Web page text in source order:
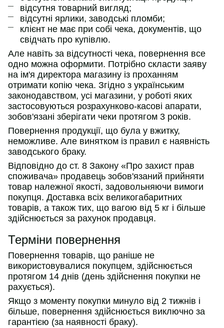
відсутня товарний вигляд;
відсутні ярлики, заводські пломби;
клієнт не має при собі чека, документів, що
свідчать про купівлю.
Але навіть за відсутності чека, повернення все
одно можна оформити. Потрібно скласти заяву
на ім'я директора магазину із проханням
отримати копію чека. Згідно з українським
законодавством, усі магазини, у роботі яких
застосовуються розрахунково-касові апарати,
зобов'язані зберігати чеки протягом 3 років.
Повернення продукції, що була у вжитку,
неможливе. Але винятком із правил є наявність
заводського браку.
Відповідно до ст. 8 Закону «Про захист прав
споживача» продавець зобов'язаний прийняти
товар належної якості, задовольняючи вимоги
покупця. Доставка всіх великогабаритних
товарів, а також тих, що вагою від 5 кг і більше
здійснюється за рахунок продавця.
Терміни повернення
Повернення товарів, що раніше не
використовувалися покупцем, здійснюється
протягом 14 днів (день здійснення покупки не
рахується).
Якщо з моменту покупки минуло від 2 тижнів і
більше, повернення здійснюється виключно за
гарантією (за наявності браку).